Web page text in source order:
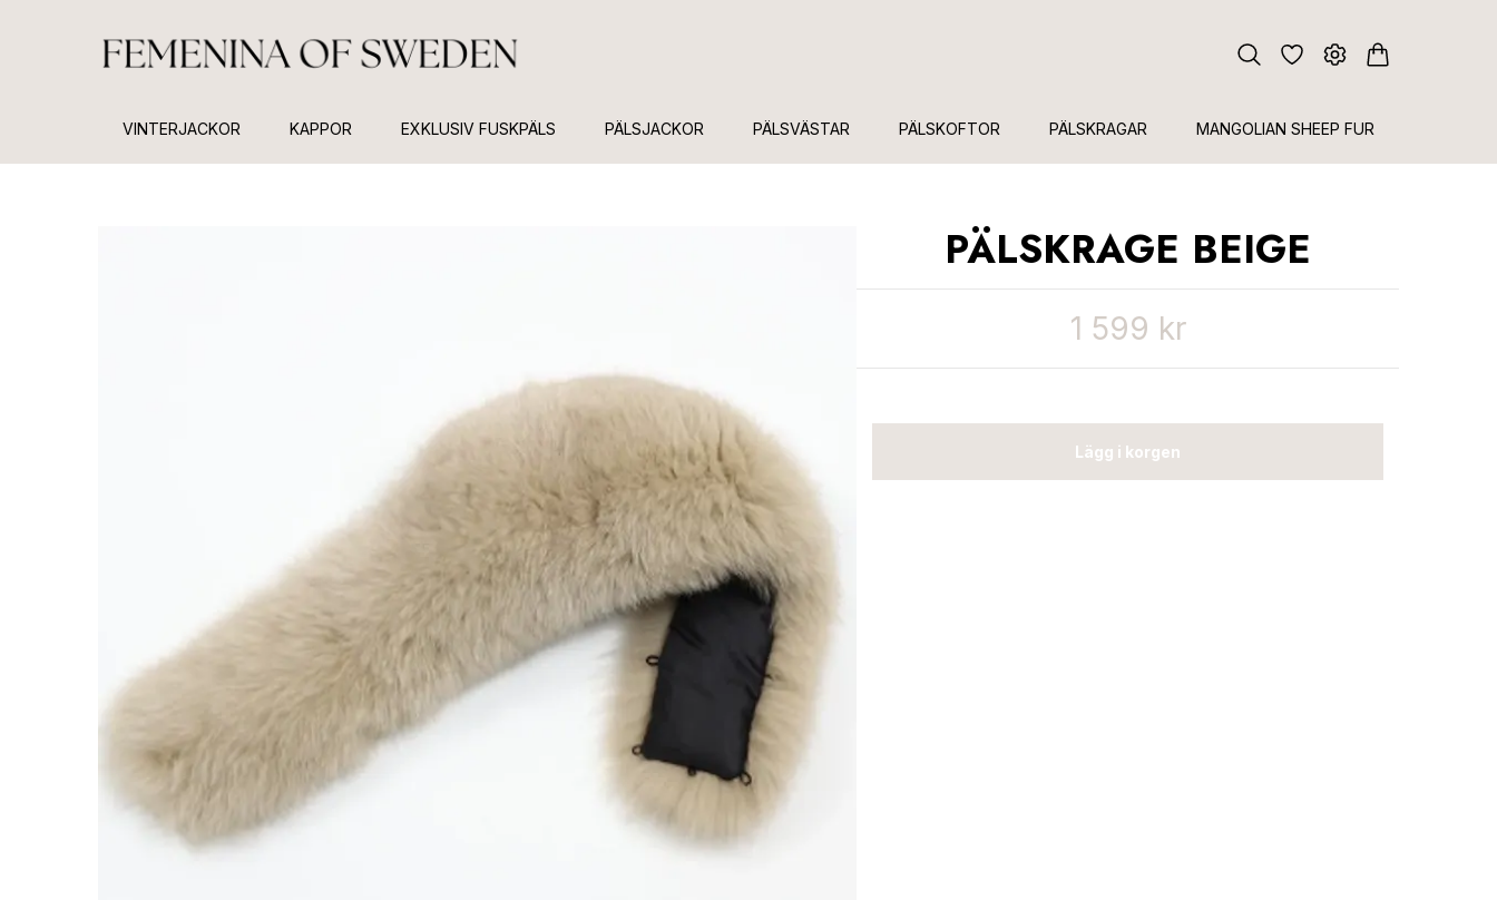
VINTERJACKOR KAPPOR EXKLUSIV FUSKPÄLS PÄLSJACKOR PÄLSVÄSTAR PÄLSKOFTOR PÄLSKRAGAR MANGOLIAN SHEEP FUR
PÄLSKRAGE BEIGE
1 599 kr
Lägg i korgen